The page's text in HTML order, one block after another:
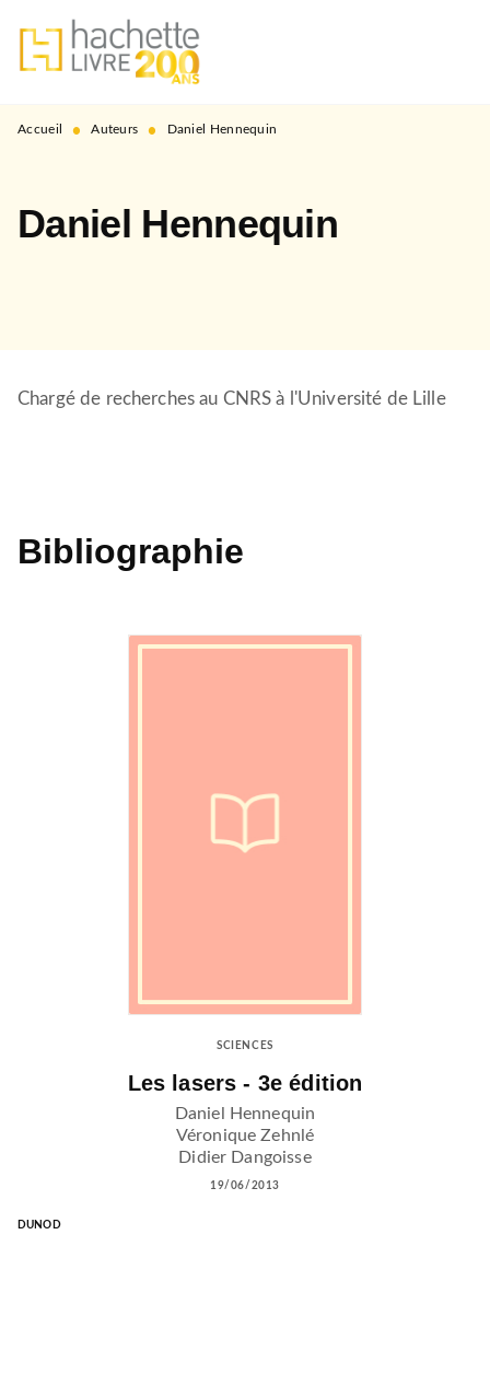
MENU RECHERCHE
PIED DE PAGE
Accueil • Auteurs • Daniel Hennequin
Daniel Hennequin
Chargé de recherches au CNRS à l'Université de Lille
Bibliographie
SCIENCES
Les lasers - 3e édition
Daniel Hennequin
Véronique Zehnlé
Didier Dangoisse
19/06/2013
DUNOD